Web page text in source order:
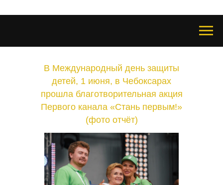
В Международный день защиты
детей, 1 июня, в Чебоксарах
прошла благотворительная акция
Первого канала «Стань первым!»
(фото отчёт)